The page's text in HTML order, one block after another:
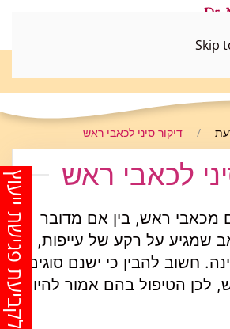
Skip
דיקור סיני לכאבי ראש
לכאבי ראש
מכאבי ראש, בין אם מדובר
שמגיע על רקע של עייפות,
חשוב להבין כי ישנם סוגים
לכן הטיפול בהם אמור להיות לקביעת פגישת ייעוץ